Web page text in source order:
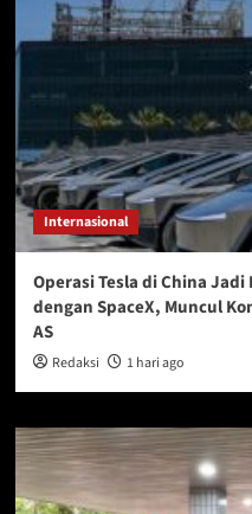
Internasional
Operasi Tesla di China
dengan SpaceX, Muncul
AS
Redaksi 1 hari ago